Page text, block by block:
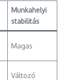
Munkahelyi
stabilitás
Magas
Változó